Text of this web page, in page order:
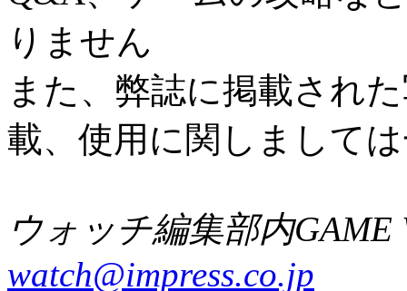
りません
また、弊誌に掲載され
載、使用に関しまして
ウォッチ編集部内GAME
watch@impress.co.jp